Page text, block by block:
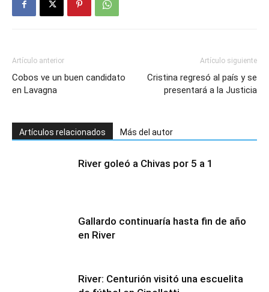
Artículo anterior
Cobos ve un buen candidato
en Lavagna
Artículo siguiente
Cristina regresó al país y se
presentará a la Justicia
Artículos relacionados Más del autor
River goleó a Chivas por 5 a 1
Gallardo continuaría hasta fin de año
en River
River: Centurión visitó una escuelita